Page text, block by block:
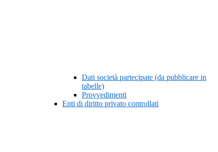
Dati società partecipate (da pubblicare in
tabelle)
Provvedimenti
Enti di diritto privato controllati